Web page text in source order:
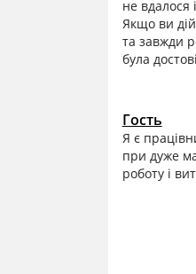
не вдалося
Якщо ви
та завжди
була
Гость
Я є
при дуже
роботу і